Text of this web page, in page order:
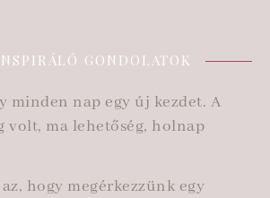
GONDOLATOK
minden nap egy új kezdet. A
volt, ma lehetőség, holnap
hogy megérkezzünk egy